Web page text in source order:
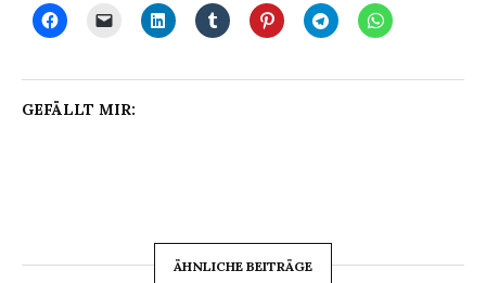
GEFÄLLT MIR:
ÄHNLICHE BEITRÄGE